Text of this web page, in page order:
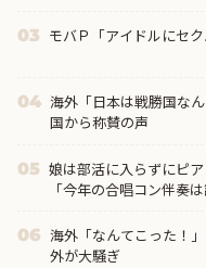
03 モバＰ「アイドルにセク
04 海外「日本は戦勝国な
国から称賛の声
05 娘は部活に入らずにピ
「今年の合唱コン伴奏
06 海外「なんてこった！
外が大騒ぎ